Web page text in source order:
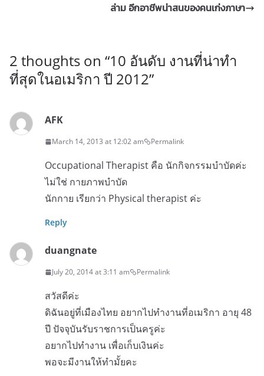
ล่าม อีกอาชีพน่าสนของคนเก่งภาษา
2 thoughts on “10 อันดับ งานที่น่าทำ
ที่สุดในอเมริกา ปี 2012”
AFK
March 14, 2013 at 12:02 am Permalink
Occupational Therapist คือ นักกิจกรรมบำบัดค่ะ
ไม่ใช่ กายภาพบำบัด
นักกาย เรียกว่า Physical therapist ค่ะ
Reply
duangnate
July 20, 2014 at 3:11 am Permalink
สวัสดีค่ะ
ดิฉันอยู่ที่เมืองไทย อยากไปทำงานที่อเมริกา อายุ 48
ปี ปัจจุบันรับราชการเป็นครูค่ะ
อยากไปทำงาน เพื่อเก็บเงินค่ะ
พอจะมีงานให้ทำมั้ยคะ